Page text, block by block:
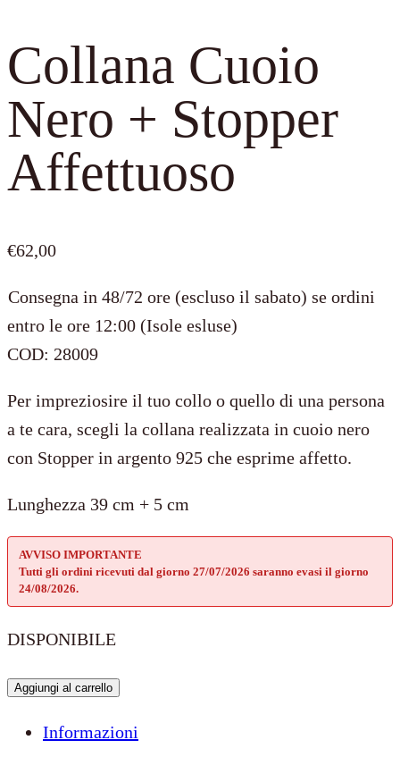
Collana Cuoio
Nero + Stopper
Affettuoso
€62,00
Consegna in 48/72 ore (escluso il sabato) se ordini
entro le ore 12:00 (Isole esluse)
COD: 28009
Per impreziosire il tuo collo o quello di una persona
a te cara, scegli la collana realizzata in cuoio nero
con Stopper in argento 925 che esprime affetto.
Lunghezza 39 cm + 5 cm
AVVISO IMPORTANTE
Tutti gli ordini ricevuti dal giorno 27/07/2026 saranno evasi il giorno
24/08/2026.
DISPONIBILE
Collana
Nero
Aggiungi al carrello
Informazioni